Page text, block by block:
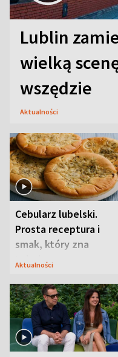
Lublin
wielką
wszędzie
Aktualności
Cebularz lubelski.
Prosta receptura i
smak, który zna
Lubelszczyzna
Aktualności